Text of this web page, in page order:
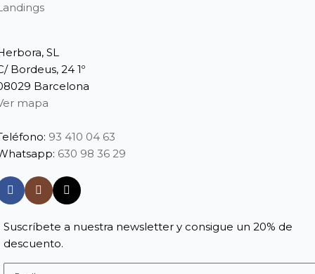
SL
Bordeus, 24 1º
Barcelona
mapa
93 410 04 63
630 98 36 29
Suscríbete a nuestra newsletter y consigue un 20% de
descuento.